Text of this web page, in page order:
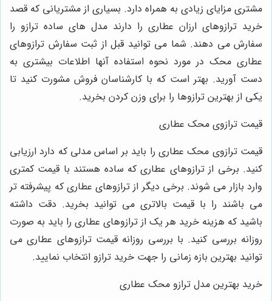
مشتری مزایای زیادی به همراه دارد. بسیاری از مشتریانی که قصد
خرید ترازوهای ارزان عطاری را دارند مدل های ساده ترازو را
سفارش می دهند. شما می توانید قبل از ثبت سفارش ترازوهای
عطاری محک در مورد نحوه استفاده آنها اطلاعات بیشتری به
دست آورید. بهتر است که با کارشناسان فروش مشورت کنید تا
یکی از بهترین ترازوها را برای وزن کردن بخرید.
قیمت ترازوی محک عطاری
قیمت ترازوی محک عطاری را باید بر اساس مدلی که دارد ارزیابی
کنید. برخی از ترازوهای عطاری که ساده هستند با قیمت کمتری
وارد بازار می شوند. برخی دیگر از ترازوهای عطاری که پیشرفته تر
می باشند را با قیمت بالاتری می توانید بخرید. دقت داشته
باشید که هزینه خرید هر یک از ترازوهای عطاری را باید به صورت
روزانه بررسی کنید. با بررسی روزانه قیمت ترازوهای عطاری می
توانید بهترین بازه زمانی را جهت خرید ترازو انتخاب نمایید.
خرید بهترین مدل ترازو محک عطاری